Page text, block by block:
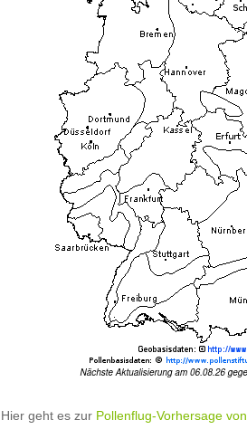
Hier geht es zur Pollenflug-Vorhersage von